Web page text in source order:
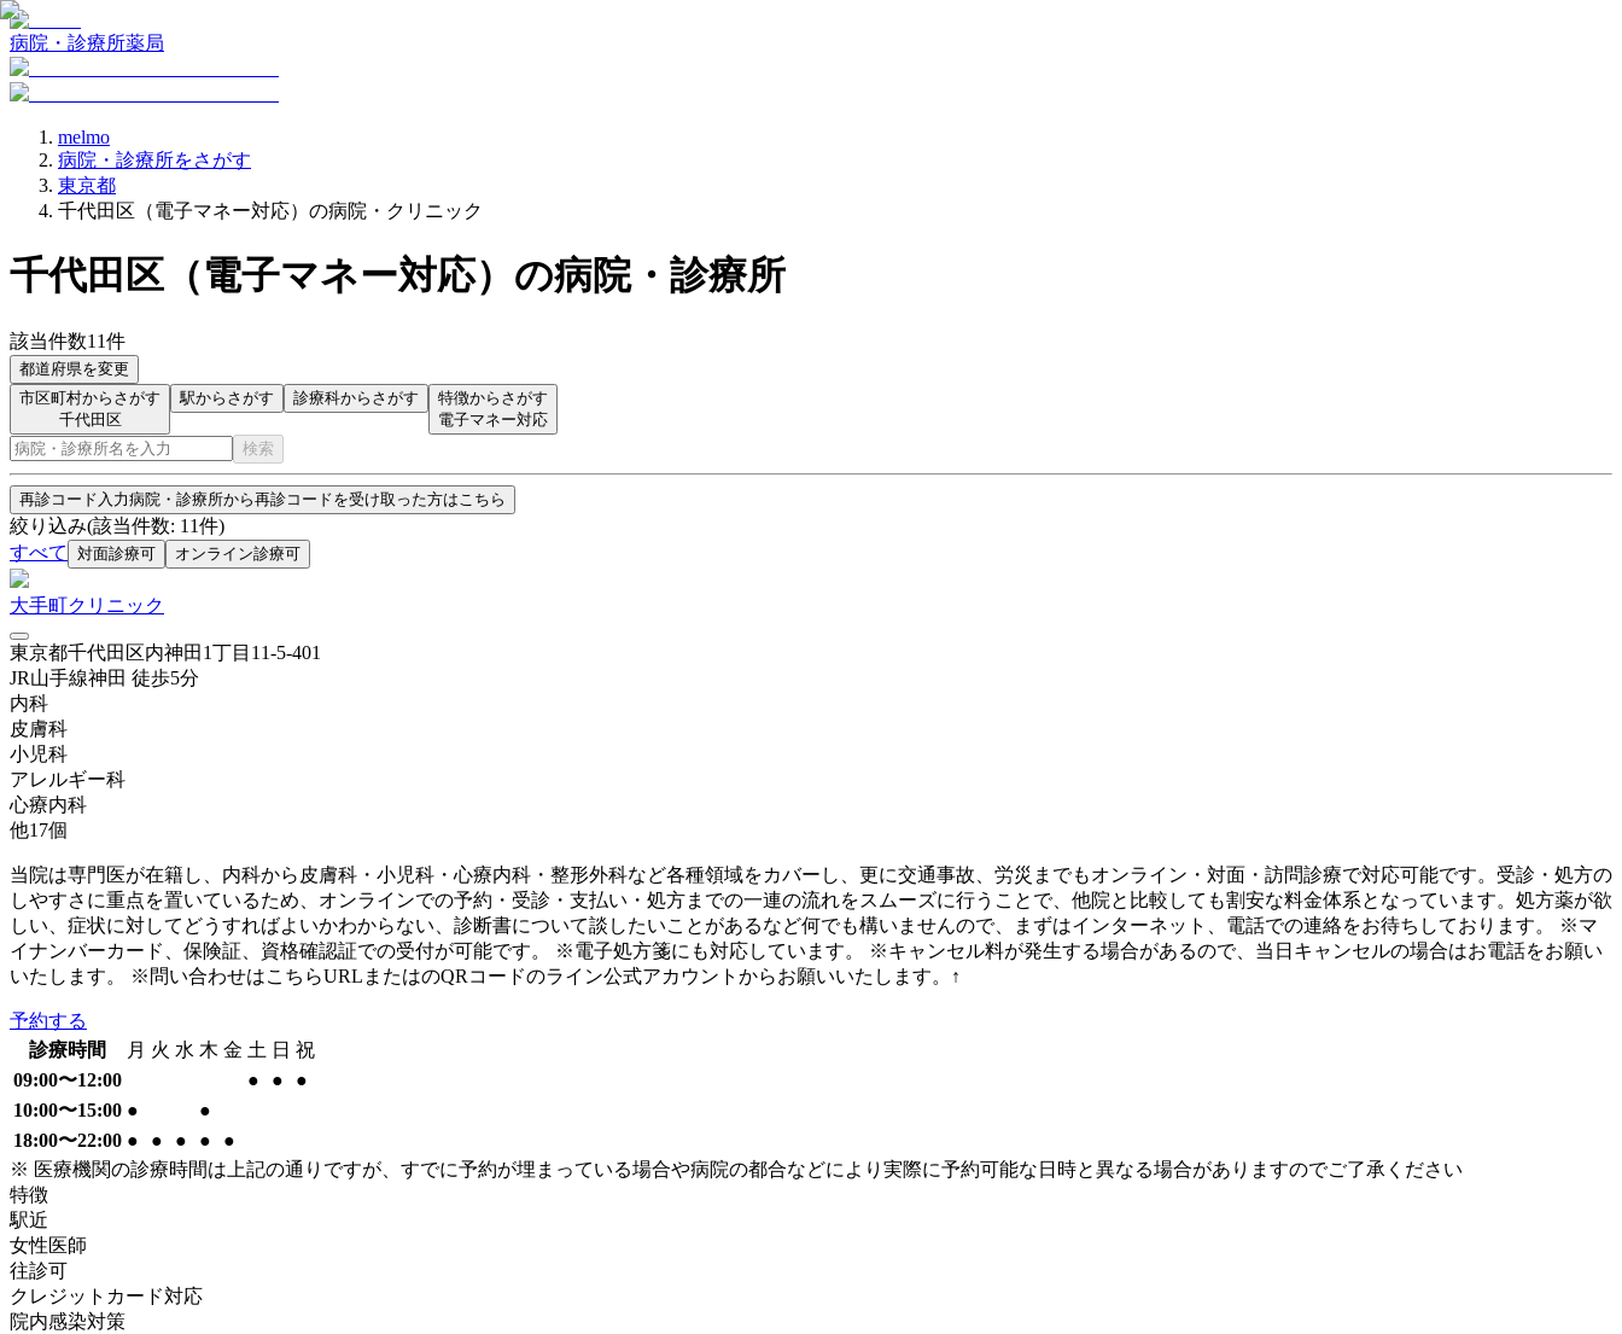
病院・診療所薬局
melmo
病院・診療所をさがす
東京都
千代田区（電子マネー対応）の病院・クリニック
千代田区 （電子マネー対応） の病院・診療所
該当件数11件
都道府県を変更
市区町村からさがす
千代田区
駅からさがす 診療科からさがす
特徴からさがす
電子マネー対応
検索
再診コード入力病院・診療所から再診コードを受け取った方はこちら
絞り込み(該当件数: 11件)
すべて
対面診療可 オンライン診療可
大手町クリニック
東京都千代田区内神田1丁目11-5-401
JR山手線神田 徒歩5分
内科
皮膚科
小児科
アレルギー科
心療内科
他17個
当院は専門医が在籍し、内科から皮膚科・小児科・心療内科・整形外科など各種領域をカバーし、更に交通事故、労災までもオンライン・対面・訪問診療で対応可能です。受診・処方の
しやすさに重点を置いているため、オンラインでの予約・受診・支払い・処方までの一連の流れをスムーズに行うことで、他院と比較しても割安な料金体系となっています。処方薬が欲
しい、症状に対してどうすればよいかわからない、診断書について談したいことがあるなど何でも構いませんので、まずはインターネット、電話での連絡をお待ちしております。 ※マ
イナンバーカード、保険証、資格確認証での受付が可能です。 ※電子処方箋にも対応しています。 ※キャンセル料が発生する場合があるので、当日キャンセルの場合はお電話をお願い
いたします。 ※問い合わせはこちらURLまたはのQRコードのライン公式アカウントからお願いいたします。↑
予約する
診療時間
月 火 水 木 金 土 日 祝
09:00〜12:00
● ●
●
10:00〜15:00 ●
●
18:00〜22:00 ● ● ● ●
●
※ 医療機関の診療時間は上記の通りですが、すでに予約が埋まっている場合や病院の都合などにより実際に予約可能な日時と異なる場合がありますのでご了承ください
特徴
駅近
女性医師
往診可
クレジットカード対応
院内感染対策